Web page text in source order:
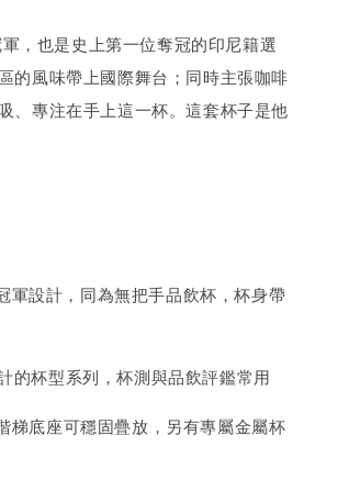
，也是史上第一位奪冠的印尼籍選
的風味帶上國際舞台；同時主張咖啡
專注在手上這一杯。這套杯子是他
設計，同為無把手品飲杯，杯身帶
的杯型系列，杯測與品飲評鑑常用
底座可穩固疊放，另有專屬金屬杯